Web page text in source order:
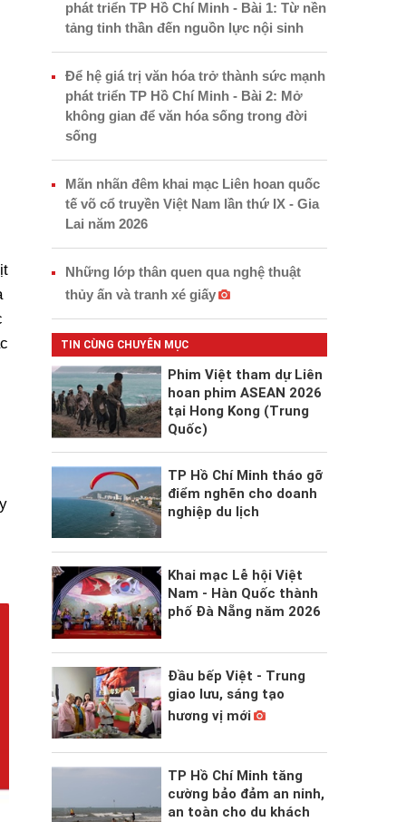
phát triển TP Hồ Chí Minh - Bài 1: Từ nền
tảng tinh thần đến nguồn lực nội sinh
Để hệ giá trị văn hóa trở thành sức mạnh
phát triển TP Hồ Chí Minh - Bài 2: Mở
không gian để văn hóa sống trong đời
sống
Mãn nhãn đêm khai mạc Liên hoan quốc
tế võ cổ truyền Việt Nam lần thứ IX - Gia
Lai năm 2026
Những lớp thân quen qua nghệ thuật
thủy ấn và tranh xé giấy
TIN CÙNG CHUYÊN MỤC
Phim Việt tham dự Liên
hoan phim ASEAN 2026
tại Hong Kong (Trung
Quốc)
TP Hồ Chí Minh tháo gỡ
điểm nghẽn cho doanh
nghiệp du lịch
Khai mạc Lễ hội Việt
Nam - Hàn Quốc thành
phố Đà Nẵng năm 2026
Đầu bếp Việt - Trung
giao lưu, sáng tạo
hương vị mới
TP Hồ Chí Minh tăng
cường bảo đảm an ninh,
an toàn cho du khách